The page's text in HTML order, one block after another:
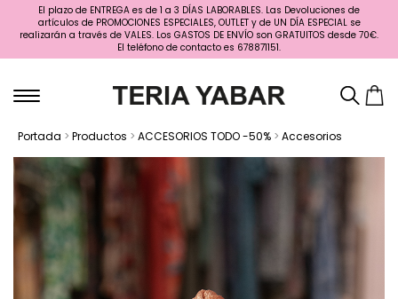
El plazo de ENTREGA es de 1 a 3 DÍAS LABORABLES. Las Devoluciones de
artículos de PROMOCIONES ESPECIALES, OUTLET y de UN DÍA ESPECIAL se
realizarán a través de VALES. Los GASTOS DE ENVÍO son GRATUITOS desde 70€.
El teléfono de contacto es 678871151.
Portada > Productos > ACCESORIOS TODO -50% > Accesorios